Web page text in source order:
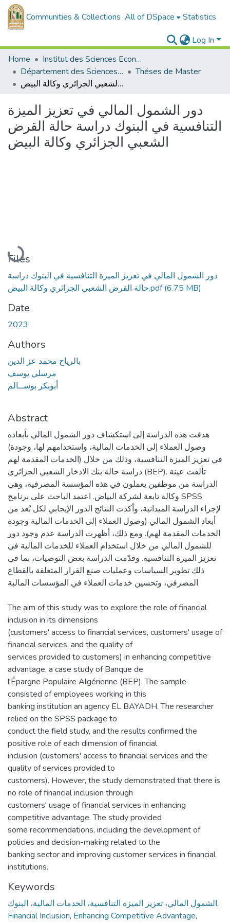
Communities & Collections All of DSpace Statistics
Log In
Home
Institut des Sciences Economiques, Commerciales et des Sciences de Gestion
Département des Sciences de Gestion
Théses de Master
دور الشمول المالي في تعزيز الميزة التنافسية في البنوك دراسة حالة القرض الشعبي الجزائري وكالة البيض
دور الشمول المالي في تعزيز الميزة
التنافسية في البنوك دراسة حالة القرض
الشعبي الجزائري وكالة البيض
Loading...
Files
دور الشمول المالي في تعزيز الميزة التنافسية في البنوك دراسة
حالة القرض الشعبي الجزائري وكالة البيض.pdf(6.75 MB)
Date
2023
Authors
بالرياح محمد عز الدين
مرسلي يوسف
أبوبكر بوســالم
Abstract
هدفت هذه الدراسة إلى استكشاف دور الشمول المالي بأبعاده
(وصول العملاء إلى الخدمات المالية، واستخدامهم لها، وجودة
الخدمات المقدمة لهم) في تعزيز الميزة التنافسية، وذلك من خلال
دراسة حالة بنك الادخار الشعبي الجزائري (BEP). تألفت عينة
الدراسة من موظفين يعملون في هذه المؤسسة المصرفية، وهي
وكالة تابعة لشركة البياض. اعتمد الباحث على برنامج SPSS
لإجراء الدراسة الميدانية، وأكدت النتائج الدور الإيجابي لكل بُعد من
أبعاد الشمول المالي (وصول العملاء إلى الخدمات المالية وجودة
الخدمات المقدمة لهم). ومع ذلك، أظهرت الدراسة عدم وجود دور
للشمول المالي من خلال استخدام العملاء للخدمات المالية في
تعزيز الميزة التنافسية. وقدّمت الدراسة بعض التوصيات، بما في
ذلك تطوير السياسات وعمليات صنع القرار المتعلقة بالقطاع
المصرفي، وتحسين خدمات العملاء في المؤسسات المالية
The aim of this study was to explore the role of financial
inclusion in its dimensions
(customers' access to financial services, customers' usage of
financial services, and the quality of
services provided to customers) in enhancing competitive
advantage, a case study of Banque de
l'Épargne Populaire Algérienne (BEP). The sample
consisted of employees working in this
banking institution an agency EL BAYADH. The researcher
relied on the SPSS package to
conduct the field study, and the results confirmed the
positive role of each dimension of financial
inclusion (customers' access to financial services and the
quality of services provided to
customers). However, the study demonstrated that there is
no role of financial inclusion through
customers' usage of financial services in enhancing
competitive advantage. The study provided
some recommendations, including the development of
policies and decision-making related to the
banking sector and improving customer services in financial
institutions.
Keywords
الشمول المالي، تعزيز الميزة التنافسية، الخدمات المالية، البنوك,
Financial Inclusion, Enhancing Competitive Advantage,